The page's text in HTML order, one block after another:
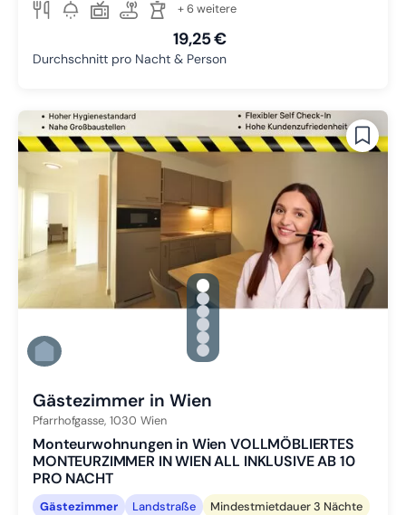
+ 6 weitere
19,25 €
Durchschnitt pro Nacht & Person
gallery.slide_selector
Zu Slide 1 wechseln
Zu Slide 2 wechseln
Zu Slide 3 wechseln
Zu Slide 4 wechseln
Zu Slide 5 wechseln
Zu Slide 6 wechseln
Gästezimmer in Wien
Pfarrhofgasse, 1030 Wien
Monteurwohnungen in Wien VOLLMÖBLIERTES
MONTEURZIMMER IN WIEN ALL INKLUSIVE AB 10
PRO NACHT
Gästezimmer Landstraße
Mindestmietdauer 3 Nächte